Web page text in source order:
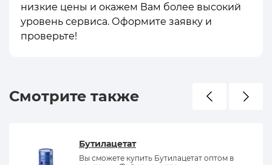
низкие цены и окажем Вам более высокий
уровень сервиса. Оформите заявку и
проверьте!
Смотрите также
Бутилацетат
Вы сможете купить Бутилацетат оптом в